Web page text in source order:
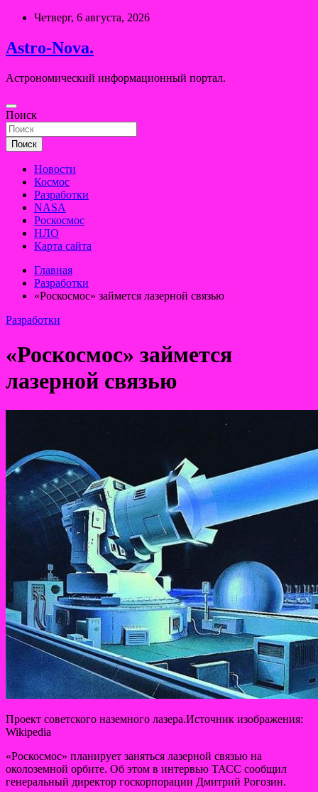
Перейти
содержимому
Четверг, 6 августа, 2026
Astro-Nova.
Астрономический информационный портал.
Поиск
Поиск
Новости
Космос
Разработки
NASA
Роскосмос
НЛО
Карта сайта
Главная
Разработки
«Роскосмос» займется лазерной связью
Разработки
«Роскосмос» займется
лазерной связью
Проект советского наземного лазера.Источник изображения:
Wikipedia
«Роскосмос» планирует заняться лазерной связью на
околоземной орбите. Об этом в интервью ТАСС сообщил
генеральный директор госкорпорации Дмитрий Рогозин.